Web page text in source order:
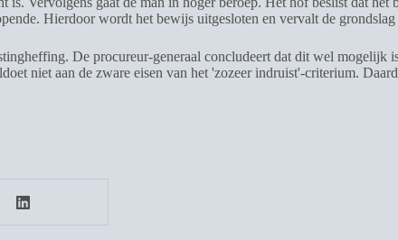
Hierdoor wordt het bewijs uitgesloten en vervalt de
De procureur-generaal concludeert dat dit wel mogelijk
niet aan de zware eisen van het 'zozeer indruist'-criterium.